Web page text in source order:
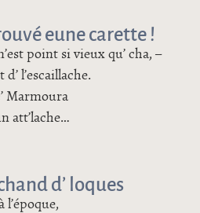
eune carette !
point si vieux qu’ cha, –
l’escaillache.
Marmoura
att’lache…
i-a trouvé eune carette !
d’ loques
l’époque,